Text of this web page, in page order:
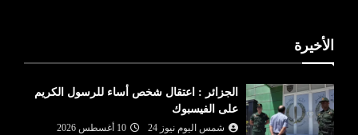
الأخيرة
الجزائر : اعتقال شخص أساء للرسول الكريم
على الفيسبوك
شمس اليوم نيوز 24 10 أغسطس 2026